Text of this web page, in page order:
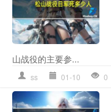
山战役的主要参...
ss 01-10 0